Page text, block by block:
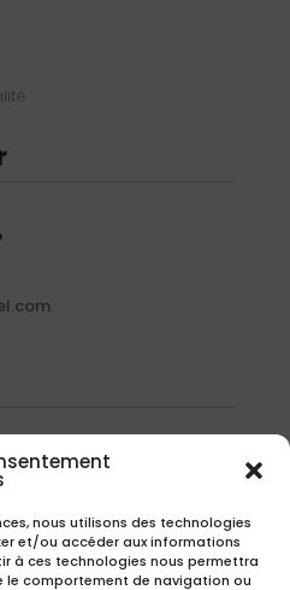
nous utilisons des technologies
et/ou accéder aux informations
à ces technologies nous permettra
le comportement de navigation ou
pour recevoir nos offres